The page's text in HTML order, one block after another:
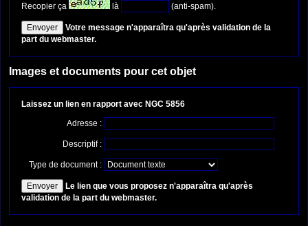
Recopier ça là (anti-spam).
Votre message n'apparaîtra qu'après validation de la
part du webmaster.
Images et documents pour cet objet
Laissez un lien en rapport avec NGC 5856
Adresse :
Descriptif :
Type de document :
Le lien que vous proposez n'apparaîtra qu'après
validation de la part du webmaster.